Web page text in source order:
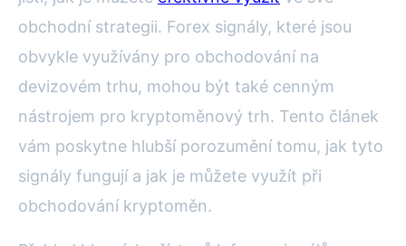
obchodní strategii. Forex signály, které jsou
obvykle využívány pro obchodování na
devizovém trhu, mohou být také cenným
nástrojem pro kryptoměnový trh. Tento článek
vám poskytne hlubší porozumění tomu, jak tyto
signály fungují a jak je můžete využít při
obchodování kryptoměn.